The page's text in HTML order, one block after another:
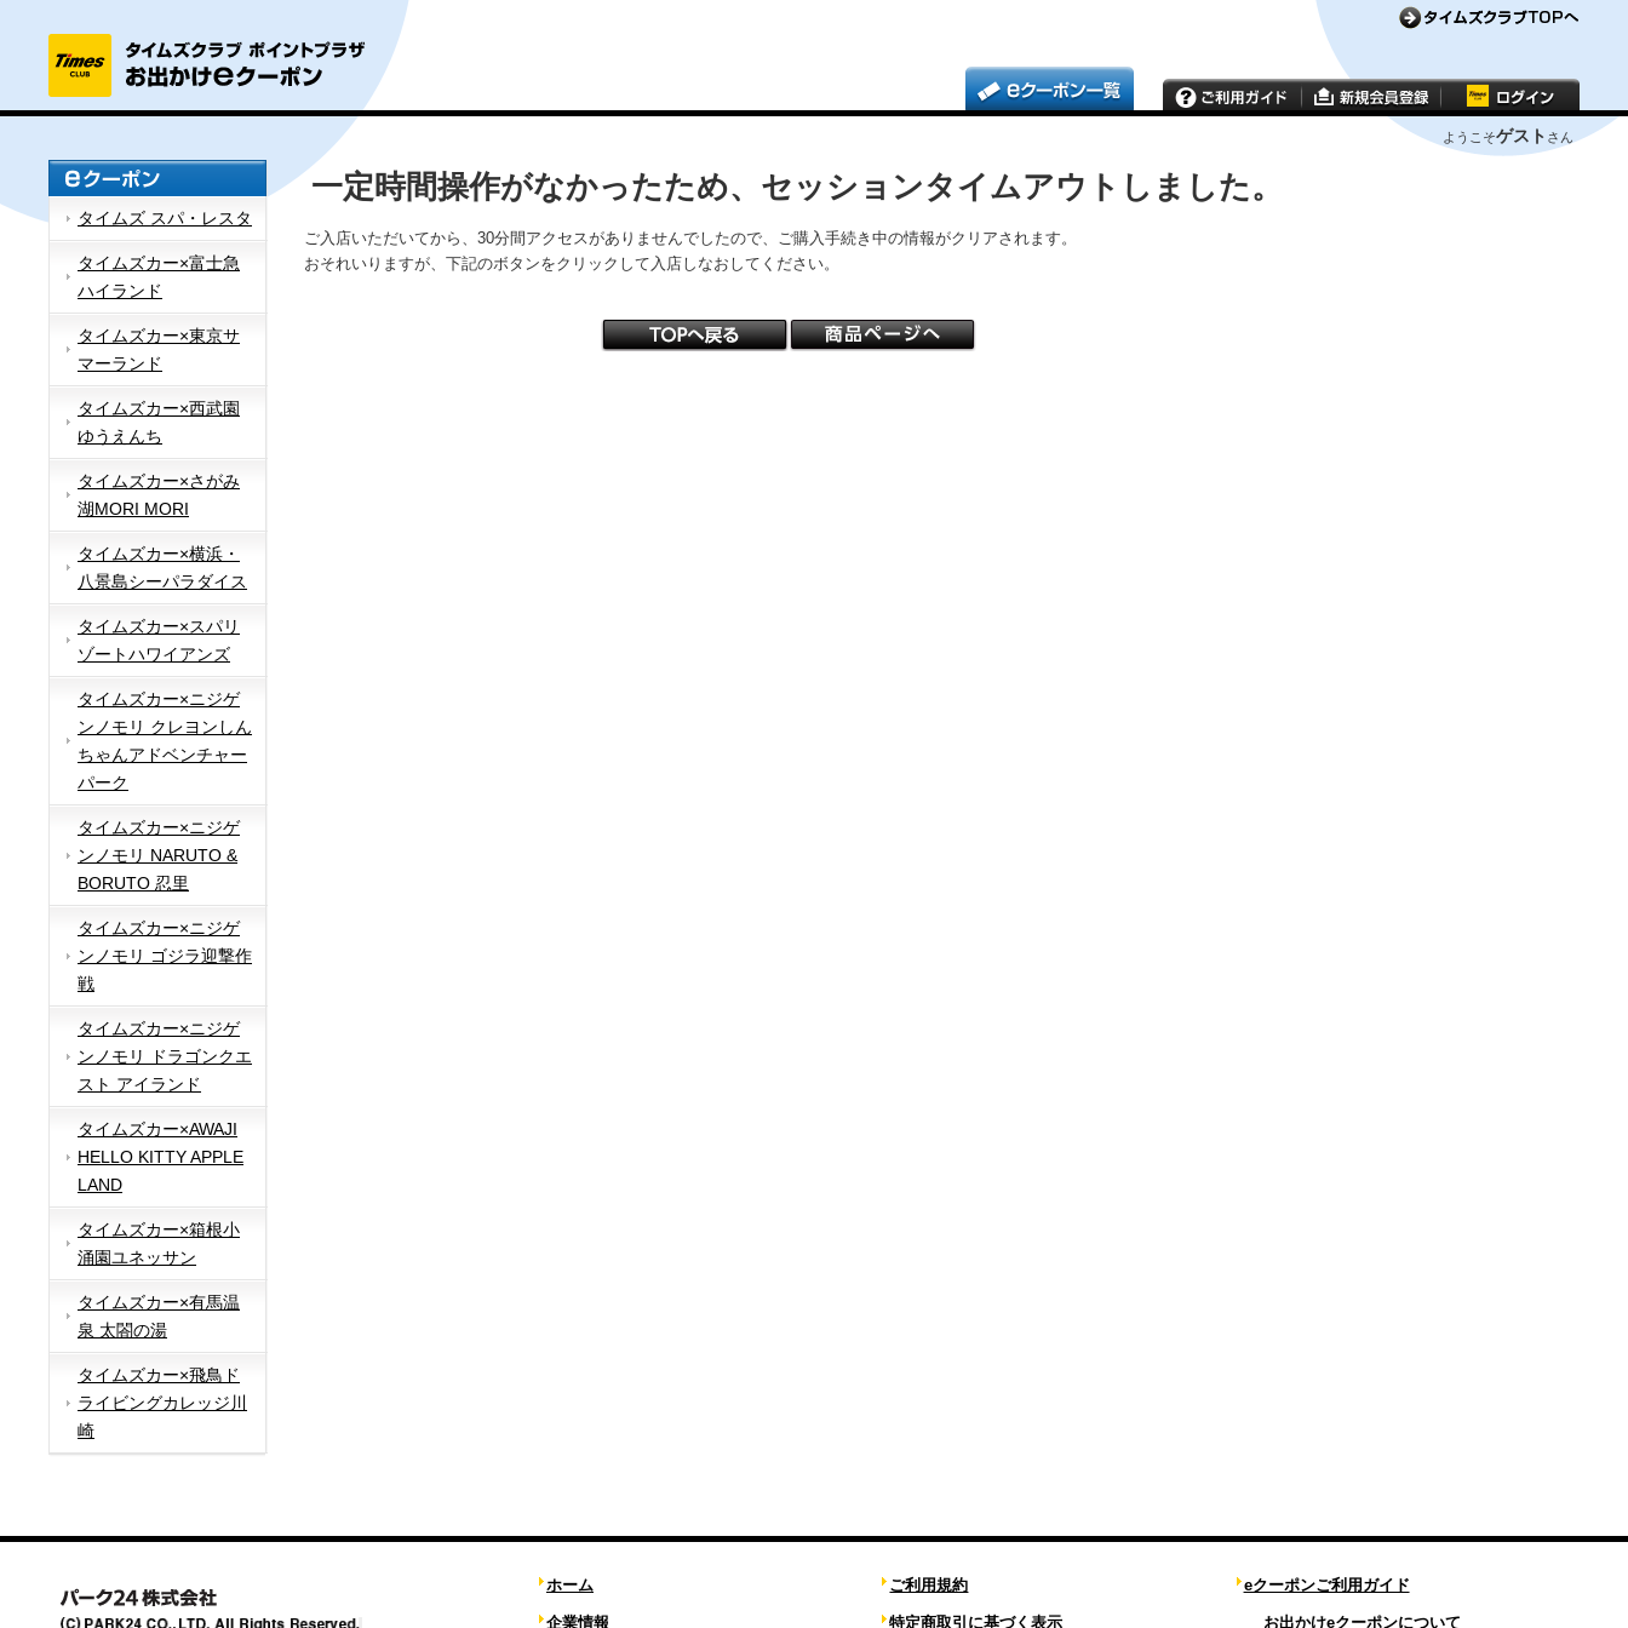
ようこそゲスト さん
タイムズ スパ・レスタ
タイムズカー×富士急
ハイランド
タイムズカー×東京サ
マーランド
タイムズカー×西武園
ゆうえんち
タイムズカー×さがみ
湖MORI MORI
タイムズカー×横浜・
八景島シーパラダイス
タイムズカー×スパリ
ゾートハワイアンズ
タイムズカー×ニジゲ
ンノモリ クレヨンしん
ちゃんアドベンチャー
パーク
タイムズカー×ニジゲ
ンノモリ NARUTO &
BORUTO 忍里
タイムズカー×ニジゲ
ンノモリ ゴジラ迎撃作
戦
タイムズカー×ニジゲ
ンノモリ ドラゴンクエ
スト アイランド
タイムズカー×AWAJI
HELLO KITTY APPLE
LAND
タイムズカー×箱根小
涌園ユネッサン
タイムズカー×有馬温
泉 太閤の湯
タイムズカー×飛鳥ド
ライビングカレッジ川
崎
一定時間操作がなかったため、セッションタイムアウトしました。
ご入店いただいてから、30分間アクセスがありませんでしたので、ご購入手続き中の情報がクリアされます。
おそれいりますが、下記のボタンをクリックして入店しなおしてください。
ホーム
企業情報
ご利用規約
特定商取引に基づく表示
eクーポンご利用ガイド
お出かけeクーポンについて